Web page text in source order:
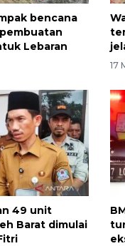
bencana
Lebaran
17
49 unit
Barat dimulai